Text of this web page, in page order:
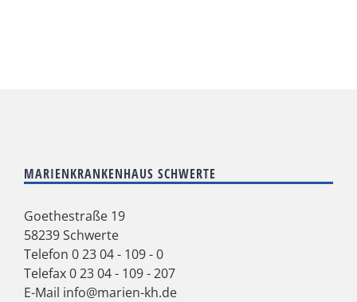
MARIENKRANKENHAUS SCHWERTE
Goethestraße 19
58239 Schwerte
Telefon 0 23 04 - 109 - 0
Telefax 0 23 04 - 109 - 207
E-Mail info@marien-kh.de